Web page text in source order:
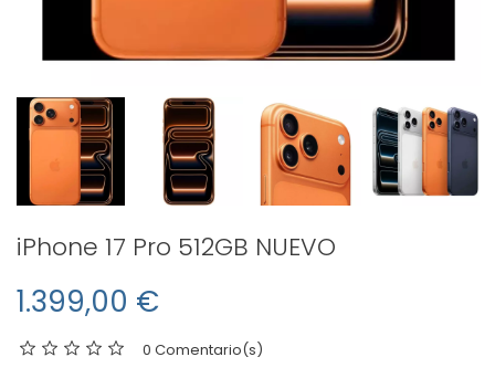
iPhone 17 Pro 512GB NUEVO
1.399,00 €
0 Comentario(s)